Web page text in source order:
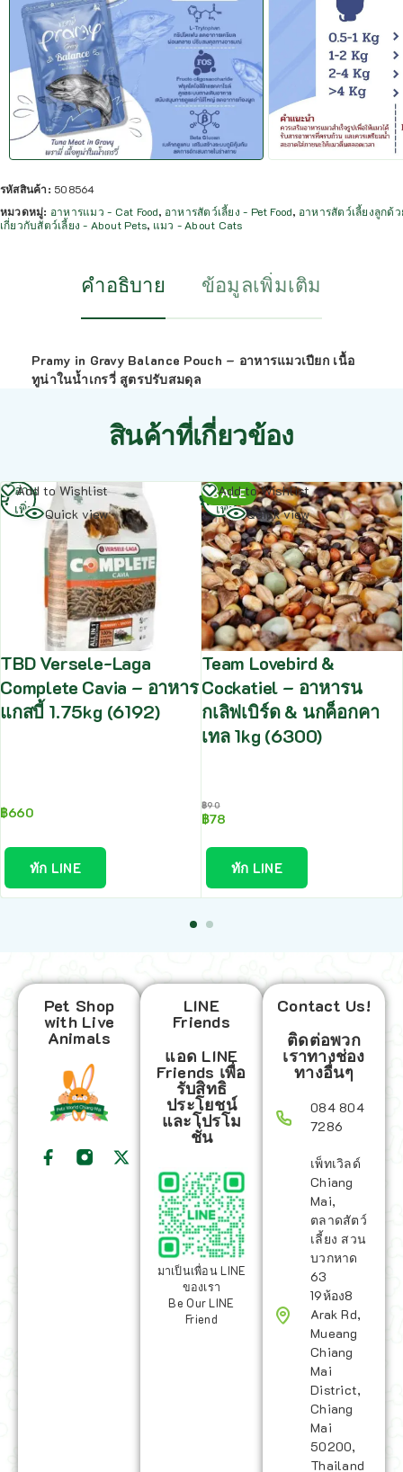
รหัสสินค้า: 508564
หมวดหมู่: อาหารแมว - Cat Food, อาหารสัตว์เลี้ยง - Pet Food, อาหารสัตว์เลี้ยงลูกด้
เกี่ยวกับสัตว์เลี้ยง - About Pets, แมว - About Cats
คำอธิบาย ข้อมูลเพิ่มเติม
Pramy in Gravy Balance Pouch – อาหารแมวเปียก เนื้อ
ทูน่าในน้ำเกรวี่ สูตรปรับสมดุล
สินค้าที่เกี่ยวข้อง
Add to Wishlist
Quick view
TBD Versele-Laga
Complete Cavia – อาหาร
แกสบี้ 1.75kg (6192)
฿660
ทัก LINE
อ่าน
เพิ่ม
SALE
Add to Wishlist
Quick view
Team Lovebird &
Cockatiel – อาหารน
กเลิฟเบิร์ด & นกค็อกคา
เทล 1kg (6300)
฿90
฿78
ทัก LINE
อ่าน
เพิ่ม
Pet Shop
with Live
Animals
LINE
Friends
แอด LINE
Friends เพื่อ
รับสิทธิ
ประโยชน์
และโปรโม
ชั่น
มาเป็นเพื่อน LINE
ของเรา
Be Our LINE
Friend
Contact Us!
ติดต่อพวก
เราทางช่อง
ทางอื่นๆ
084 804
7286
เพ็ทเวิลด์
Chiang
Mai,
ตลาดสัตว์
เลี้ยง สวน
บวกหาด
63
19ห้อง8
Arak Rd,
Mueang
Chiang
Mai
District,
Chiang
Mai
50200,
Thailand